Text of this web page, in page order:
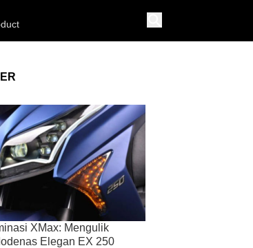
XMax: Mengulik
Elegan EX 250